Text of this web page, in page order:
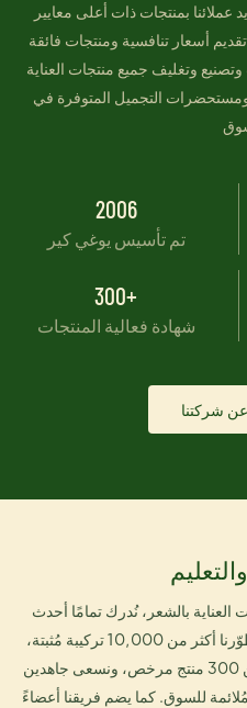
عملائنا بمنتجات ذات أعلى معايير
أسعار تنافسية ومنتجات فائقة
وتغليف جميع منتجات العناية
التجميل المتوفرة في
2006
تم تأسيس يوغي كير
300+
شهادة فعالية المنتجات
بالشعر، نُدرك تمامًا أحدث
صيحات الجمال محليًا وعالميًا، وقد طوّرنا أكثر من 10,000 تركيبة مُثبتة،
وأكثر من 30 براءة اختراع، وأكثر من 300 منتج مرخص، ونسعى جاهدين
للسوق. كما يضم فريقنا أعضاءً